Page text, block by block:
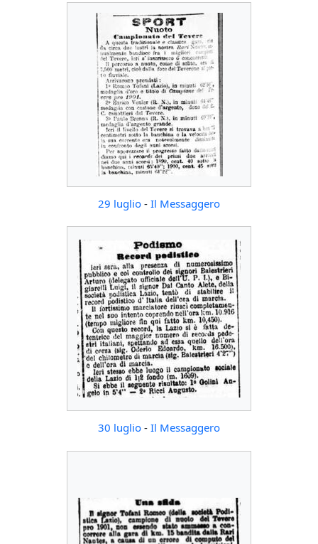
29 luglio - Il Messaggero
30 luglio - Il Messaggero